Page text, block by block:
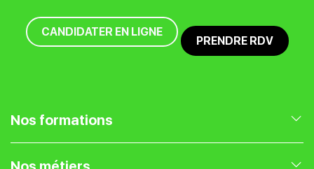
CANDIDATER EN LIGNE
PRENDRE RDV
Nos formations
Nos formations en Marketing Digital